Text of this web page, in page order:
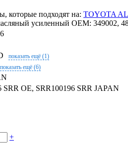
которые подходят на: TOYOTA
усиленный OEM: 349002,
показать ещё (1)
показать ещё (6)
SRR OE, SRR100196 SRR JAPAN
+